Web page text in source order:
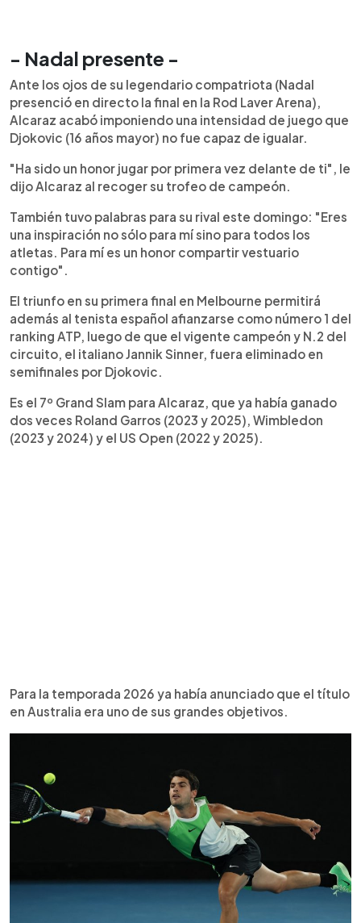
- Nadal presente -
Ante los ojos de su legendario compatriota (Nadal
presenció en directo la final en la Rod Laver Arena),
Alcaraz acabó imponiendo una intensidad de juego que
Djokovic (16 años mayor) no fue capaz de igualar.
"Ha sido un honor jugar por primera vez delante de ti", le
dijo Alcaraz al recoger su trofeo de campeón.
También tuvo palabras para su rival este domingo: "Eres
una inspiración no sólo para mí sino para todos los
atletas. Para mí es un honor compartir vestuario
contigo".
El triunfo en su primera final en Melbourne permitirá
además al tenista español afianzarse como número 1 del
ranking ATP, luego de que el vigente campeón y N.2 del
circuito, el italiano Jannik Sinner, fuera eliminado en
semifinales por Djokovic.
Es el 7º Grand Slam para Alcaraz, que ya había ganado
dos veces Roland Garros (2023 y 2025), Wimbledon
(2023 y 2024) y el US Open (2022 y 2025).
Para la temporada 2026 ya había anunciado que el título
en Australia era uno de sus grandes objetivos.